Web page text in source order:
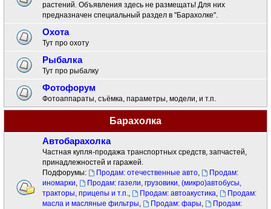
растений. Объявления здесь не размещать! Для них
предназначен специальный раздел в "Барахолке".
Охота
Тут про охоту
Рыбалка
Тут про рыбалку
Фотофорум
Фотоаппараты, съёмка, параметры, модели, и т.п.
Барахолка
Автобарахолка
Частная купля-продажа транспортных средств, запчастей,
принадлежностей и гаражей.
Подфорумы:
Продам: отечественные авто,
Продам:
иномарки,
Продам: газели, грузовики, (микро)автобусы,
тракторы, прицепы и т.п., Продам: автоакустика,
Продам:
масла и масляные фильтры, Продам: фары,
Продам: